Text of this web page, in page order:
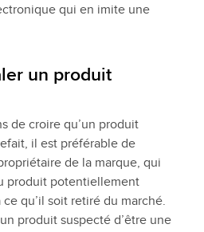
qui en imite une
un produit
de croire qu’un produit
il est préférable de
de la marque, qui
produit potentiellement
qu’il soit retiré du marché.
produit suspecté d’être une